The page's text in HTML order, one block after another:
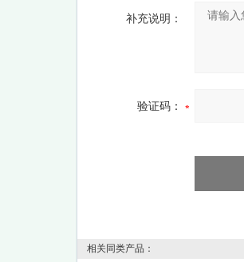
补充说明：
验证码：
相关同类产品：